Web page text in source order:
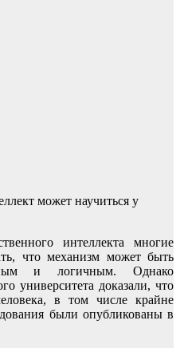
интеллекта многие
что механизм может быть
и логичным. Однако
университета доказали, что
в том числе крайне
были опубликованы в